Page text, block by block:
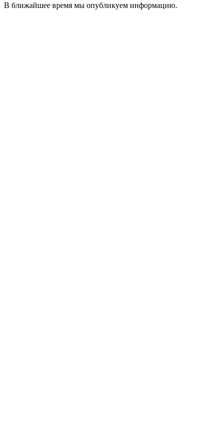
В ближайшее время мы опубликуем информацию.